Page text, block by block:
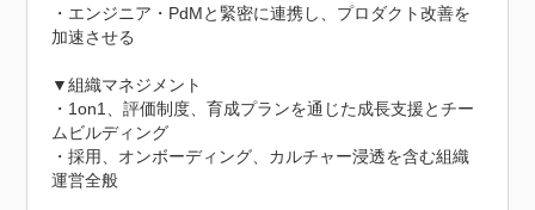
・エンジニア・PdMと緊密に連携し、プロダクト改善を
加速させる
▼組織マネジメント
・1on1、評価制度、育成プランを通じた成長支援とチー
ムビルディング
・採用、オンボーディング、カルチャー浸透を含む組織
運営全般